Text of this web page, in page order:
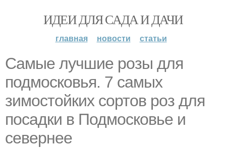
ИДЕИ ДЛЯ САДА И ДАЧИ
главная новости статьи
Самые лучшие розы для
подмосковья. 7 самых
зимостойких сортов роз для
посадки в Подмосковье и
севернее